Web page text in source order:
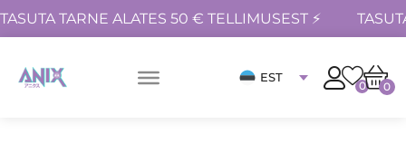
TASUTA TARNE ALATES 50 € TELLIMUSEST ⚡
EST
0 0